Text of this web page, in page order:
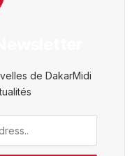
de DakarMidi